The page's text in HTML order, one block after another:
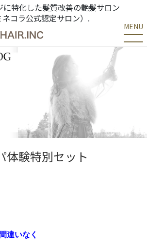
に特化した髪質改善の艶髪サロン
ネコラ公式認定サロン）.
MENU
体験特別セット
違いなく